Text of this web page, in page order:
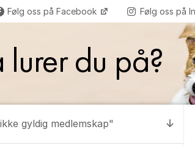
Følg oss på Facebook Følg oss på
Til
gyldig medlemskap"